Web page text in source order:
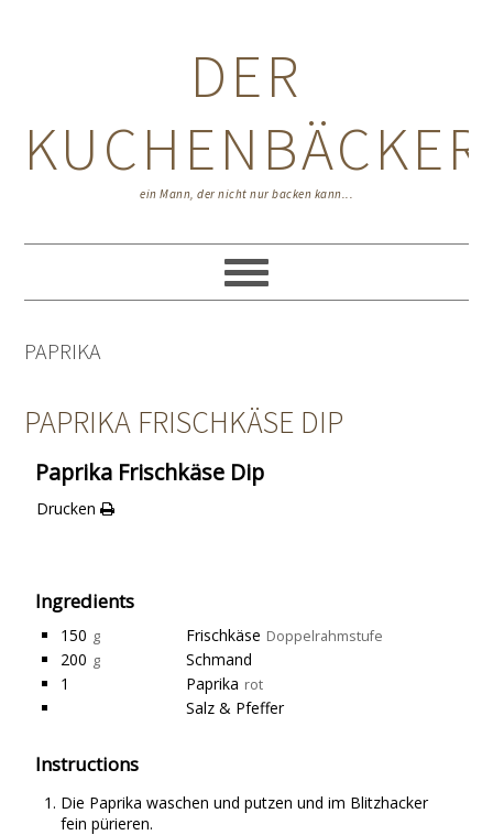
DER
KUCHENBÄCKER
ein Mann, der nicht nur backen kann...
PAPRIKA
PAPRIKA FRISCHKÄSE DIP
Paprika Frischkäse Dip
Drucken
Ingredients
150 g Frischkäse Doppelrahmstufe
200 g
Schmand
1
Paprika rot
Salz & Pfeffer
Instructions
Die Paprika waschen und putzen und im Blitzhacker
fein pürieren.